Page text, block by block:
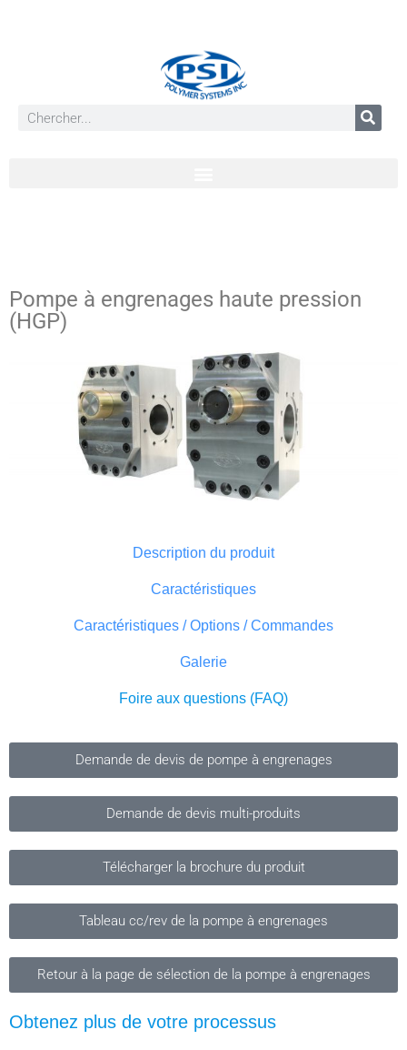
Pompe à engrenages haute pression
(HGP)
Description du produit
Caractéristiques
Caractéristiques / Options / Commandes
Galerie
Foire aux questions (FAQ)
Demande de devis de pompe à engrenages
Demande de devis multi-produits
Télécharger la brochure du produit
Tableau cc/rev de la pompe à engrenages
Retour à la page de sélection de la pompe à engrenages
Obtenez plus de votre processus